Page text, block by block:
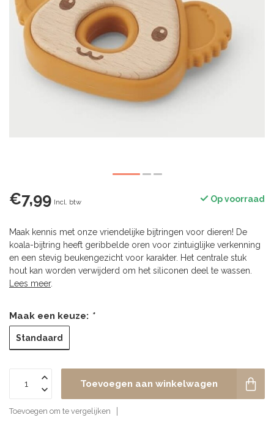
€7,99 Incl. btw Op voorraad
Maak kennis met onze vriendelijke bijtringen voor dieren! De
koala-bijtring heeft geribbelde oren voor zintuiglijke verkenning
en een stevig beukengezicht voor karakter. Het centrale stuk
hout kan worden verwijderd om het siliconen deel te wassen.
Lees meer.
Maak een keuze: *
Standaard
Toevoegen aan winkelwagen
Toevoegen om te vergelijken